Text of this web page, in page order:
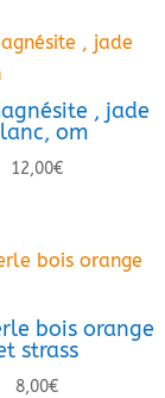
, jade
om
12,00€
bois orange
strass
8,00€